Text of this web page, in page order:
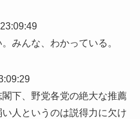
みんな、わかっている。
下、野党各党の絶大な推薦
人というのは説得力に欠け